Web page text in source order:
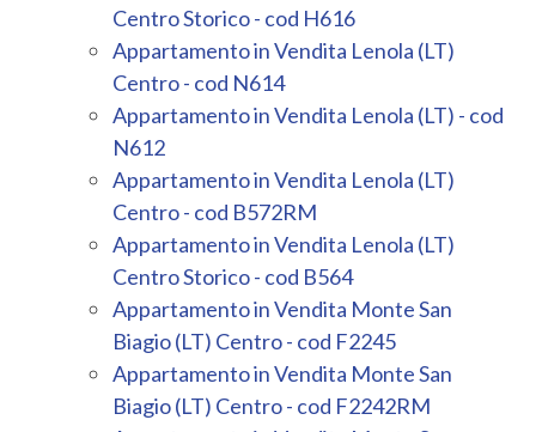
Centro Storico - cod H616
Appartamento in Vendita Lenola (LT)
Centro - cod N614
Appartamento in Vendita Lenola (LT) - cod
N612
Appartamento in Vendita Lenola (LT)
Centro - cod B572RM
Appartamento in Vendita Lenola (LT)
Centro Storico - cod B564
Appartamento in Vendita Monte San
Biagio (LT) Centro - cod F2245
Appartamento in Vendita Monte San
Biagio (LT) Centro - cod F2242RM